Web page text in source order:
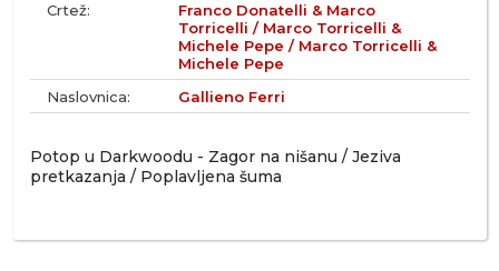
Crtež:
Franco Donatelli & Marco
Torricelli / Marco Torricelli &
Michele Pepe / Marco Torricelli &
Michele Pepe
Naslovnica:
Gallieno Ferri
Potop u Darkwoodu - Zagor na nišanu / Jeziva
pretkazanja / Poplavljena šuma